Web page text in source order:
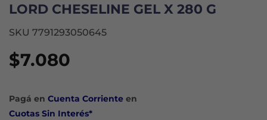
LORD CHESELINE GEL X 280 G
SKU 7791293050645
$7.080
Pagá en Cuenta Corriente en
Cuotas Sin Interés*